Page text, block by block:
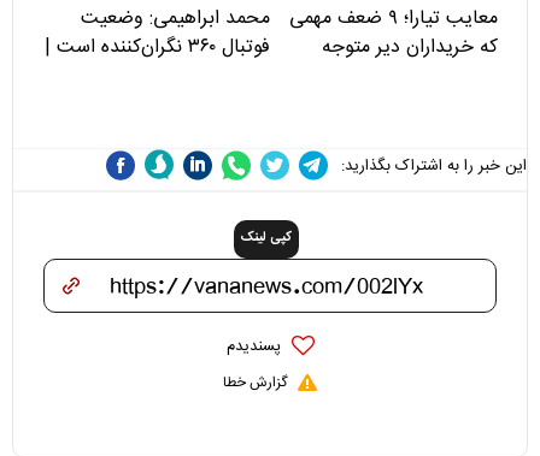
معایب تیارا؛ ۹ ضعف مهمی
که خریداران دیر متوجه
محمد ابراهیمی: وضعیت
فوتبال ۳۶۰ نگران‌کننده است |
این خبر را به اشتراک بگذارید:
کپی لینک
پسندیدم
گزارش خطا